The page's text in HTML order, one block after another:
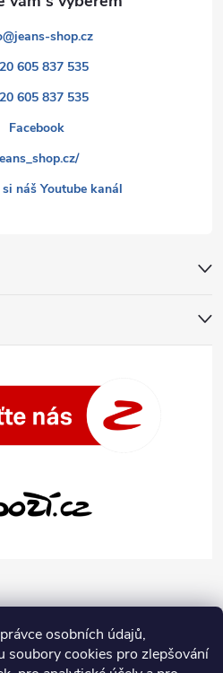
osobních údajů,
soubory cookies pro zlepšování
@jeans-shop.cz
605 837 535
605 837 535
Facebook
náš Youtube kanál